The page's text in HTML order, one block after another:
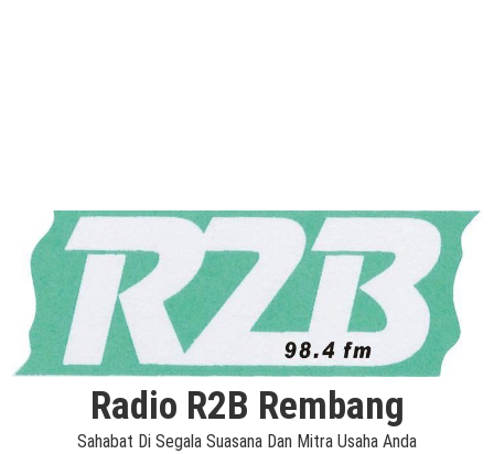
Radio R2B Rembang
Sahabat Di Segala Suasana Dan Mitra Usaha Anda